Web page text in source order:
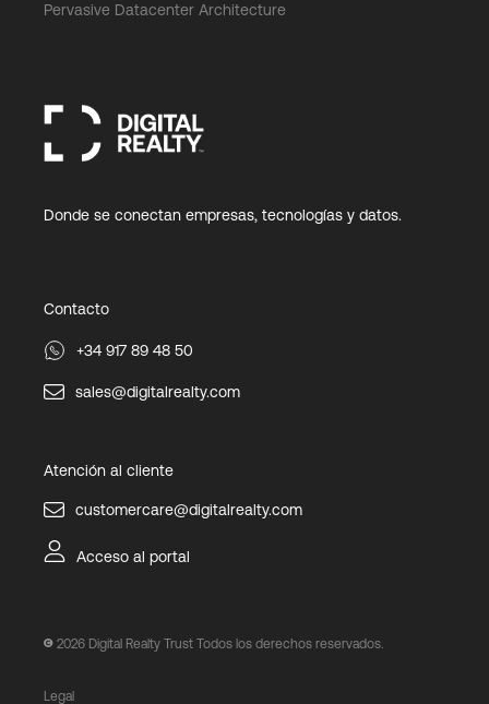
Pervasive Datacenter Architecture
Donde se conectan empresas, tecnologías y datos.
Contacto
+34 917 89 48 50
sales@digitalrealty.com
Atención al cliente
customercare@digitalrealty.com
Acceso al portal
2026 Digital Realty Trust Todos los derechos reservados.
Legal